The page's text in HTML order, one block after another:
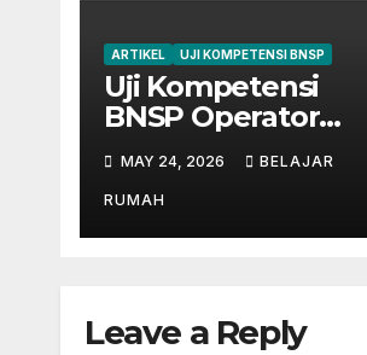
ARTIKEL UJI KOMPETENSI BNSP
Uji Kompetensi
BNSP Operator
Komputer dan
Digital Marketing di
Bekasi
MAY 24, 2026 BELAJAR
RUMAH
Leave a Reply